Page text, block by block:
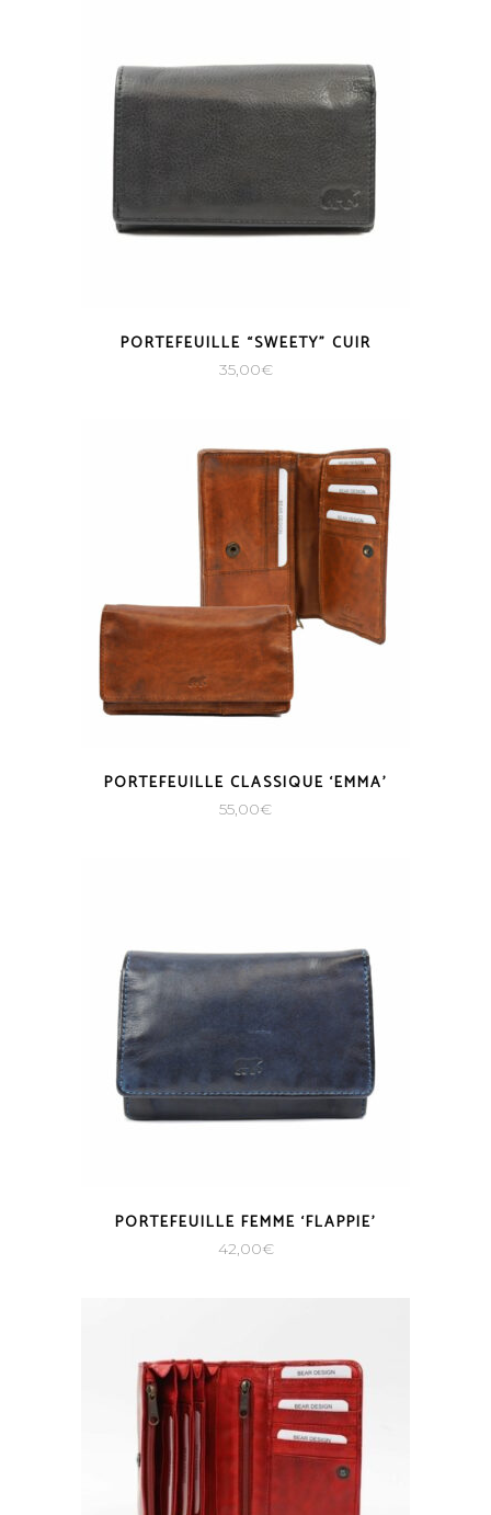
PORTEFEUILLE “SWEETY” CUIR
35,00€
PORTEFEUILLE CLASSIQUE ‘EMMA’
55,00€
PORTEFEUILLE FEMME ‘FLAPPIE’
42,00€